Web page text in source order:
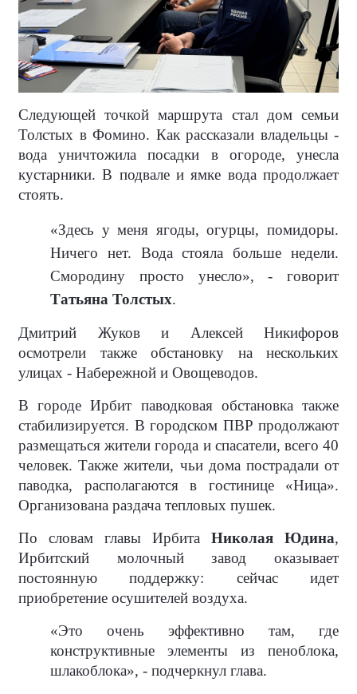
Следующей точкой маршрута стал дом семьи
Толстых в Фомино. Как рассказали владельцы -
вода уничтожила посадки в огороде, унесла
кустарники. В подвале и ямке вода продолжает
стоять.
«Здесь у меня ягоды, огурцы, помидоры.
Ничего нет. Вода стояла больше недели.
Смородину просто унесло», - говорит
Татьяна Толстых.
Дмитрий Жуков и Алексей Никифоров
осмотрели также обстановку на нескольких
улицах - Набережной и Овощеводов.
В городе Ирбит паводковая обстановка также
стабилизируется. В городском ПВР продолжают
размещаться жители города и спасатели, всего 40
человек. Также жители, чьи дома пострадали от
паводка, располагаются в гостинице «Ница».
Организована раздача тепловых пушек.
По словам главы Ирбита Николая Юдина,
Ирбитский молочный завод оказывает
постоянную поддержку: сейчас идет
приобретение осушителей воздуха.
«Это очень эффективно там, где
конструктивные элементы из пеноблока,
шлакоблока», - подчеркнул глава.